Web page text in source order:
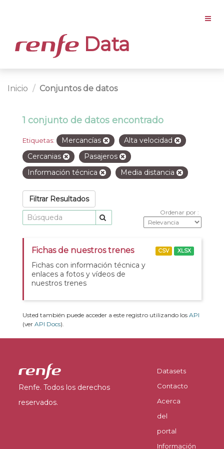
Data
Inicio Conjuntos de datos
1 conjunto de datos encontrado
Etiquetas: Mercancías
Alta velocidad
Cercanias
Pasajeros
Información técnica
Media distancia
Filtrar Resultados
Ordenar por
Fichas de nuestros trenes
Fichas con información técnica y
enlaces a fotos y vídeos de
nuestros trenes
CSV XLSX
Usted también puede acceder a este registro utilizando los API
(ver API Docs).
Renfe. Todos los derechos
reservados.
Datasets
Contacto
Acerca
del
portal
Información